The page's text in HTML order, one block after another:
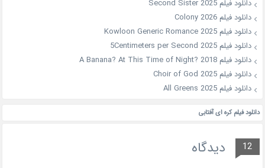
دانلود فیلم Second Sister 2025
دانلود فیلم Colony 2026
دانلود فیلم Kowloon Generic Romance 2025
دانلود فیلم 5Centimeters per Second 2025
دانلود فیلم A Banana? At This Time of Night? 2018
دانلود فیلم Choir of God 2025
دانلود فیلم All Greens 2025
دانلود فیلم کره ای آفتابی
12 دیدگاه